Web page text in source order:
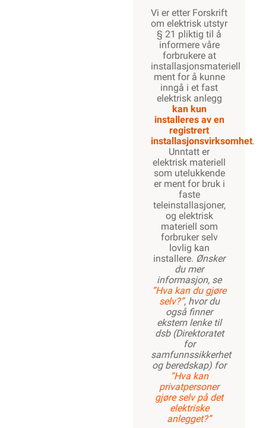
800W
1000W
1300W
Vi er etter Forskrift
om elektrisk utstyr
§ 21 pliktig til å
informere våre
forbrukere at
installasjonsmateriell
ment for å kunne
inngå i et fast
elektrisk anlegg
kan kun
installeres av en
registrert
installasjonsvirksomhet.
Unntatt er
elektrisk materiell
som utelukkende
er ment for bruk i
faste
teleinstallasjoner,
og elektrisk
materiell som
forbruker selv
lovlig kan
installere. Ønsker
du mer
informasjon, se
”Hva kan du gjøre
selv?”, hvor du
også finner
ekstern lenke til
dsb (Direktoratet
for
samfunnssikkerhet
og beredskap) for
“Hva kan
privatpersoner
gjøre selv på det
elektriske
anlegget?”